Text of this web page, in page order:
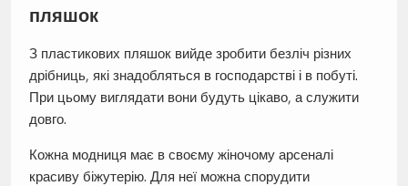
пляшок
З пластикових пляшок вийде зробити безліч різних
дрібниць, які знадобляться в господарстві і в побуті.
При цьому виглядати вони будуть цікаво, а служити
довго.
Кожна модниця має в своєму жіночому арсеналі
красиву біжутерію. Для неї можна спорудити